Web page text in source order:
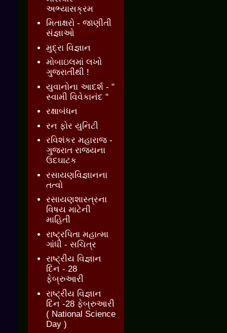
અભ્યાસક્રમ
મિતાક્ષરો - જાણીતી
સંજ્ઞાઓ
મુદ્રા વિજ્ઞાન
મોબાઇલમાં લખો
ગુજરાતીથી !
યુવાનોના આદર્શ - "
સ્વામી વિવેકાનંદ "
રક્ષાબંધન
રન ફોર યુનિટી
રવિશંકર મહારાજ -
ગુજરાત રાજ્યના
ઉદઘાટક
રસાયણવિજ્ઞાનના
તત્વો
રસાયણશાસ્ત્રના
વિષય માટેની
માહિતી
રાષ્ટ્રપિતા મહાત્મા
ગાંધી - સચિત્ર
રાષ્ટ્રીય વિજ્ઞાન
દિન - 28
ફેબ્રુઆરી
રાષ્ટ્રીય વિજ્ઞાન
દિન -28 ફેબ્રુઆરી
( National Science
Day )